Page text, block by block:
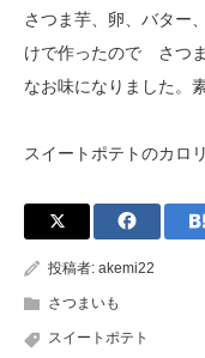
さつま芋、卵、バター
けで作ったので さつ
なお味になりました。
スイートポテトのカロ
投稿者: akemi22
さつまいも
スイートポテト